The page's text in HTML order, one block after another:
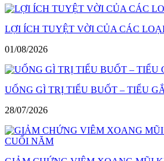
LỢI ÍCH TUYỆT VỜI CỦA CÁC
01/08/2026
UỐNG GÌ TRỊ TIỂU BUỐT – TIỂU
28/07/2026